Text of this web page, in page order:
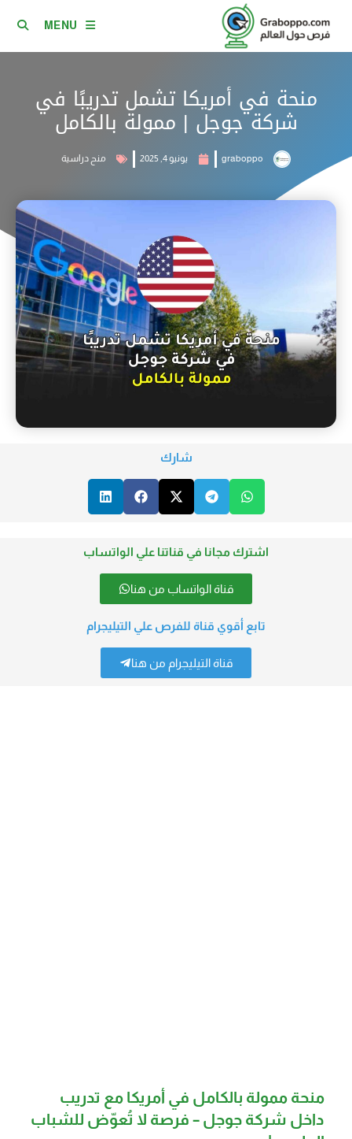
MENU
منحة في أمريكا تشمل تدريبًا في
شركة جوجل | ممولة بالكامل
graboppo يونيو 4, 2025 منح دراسية
شارك
اشترك مجانا في قناتنا علي الواتساب
قناة الواتساب من هنا
تابع أقوي قناة للفرص علي التيليجرام
قناة التيليجرام من هنا
منحة ممولة بالكامل في أمريكا مع تدريب
داخل شركة جوجل – فرصة لا تُعوّض للشباب